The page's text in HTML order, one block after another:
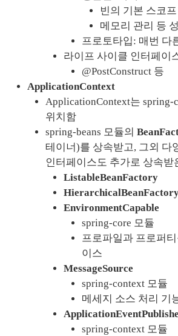
빈의 기본 스코
메모리 관리 등
프로토타입: 매번 다
라이프 사이클 인터페이
@PostConstruct 등
ApplicationContext
ApplicationContext는 spring-
위치함
spring-beans 모듈의
테이너)를 상속받고, 그외 다
인터페이스도 추가로 상속받
ListableBeanFactory
EnvironmentCapable
spring-core 모듈
프로파일과 프로퍼
이스
MessageSource
spring-context 모듈
메세지 소스 처리 기
spring-context 모듈